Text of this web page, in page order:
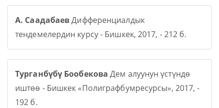
А. СаадабаевДифференциалдык
тендемелердин курсу - Бишкек, 2017, - 212 б.
Турганбүбү Бообекова Дем алуунун үстүндө
иштөө - Бишкек «Полиграфбумресурсы», 2017, -
192 б.